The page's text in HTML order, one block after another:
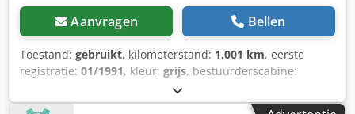
Aanvragen Bellen
Toestand: gebruikt, kilometerstand: 1.001 km, eerste
registratie: 01/1991, kleur: grijs, bestuurderscabine:
overig
Voertuiglocatie: Bovenden, containervergrendeling,